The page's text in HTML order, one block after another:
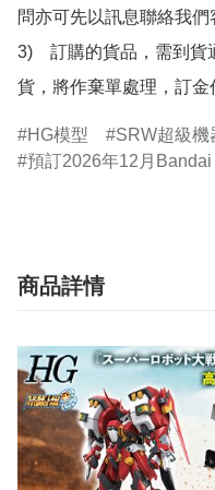
問亦可先以訊息聯絡我
3)　訂購的貨品，需到貨
貨，將作棄單處理，訂金
HG模型
SRW超級機
預訂2026年12月Bandai
商品詳情